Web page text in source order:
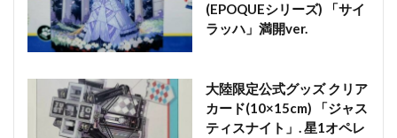
(EPOQUEシリーズ) 「サイ
ラッハ」満開ver.
大陸限定公式グッズ クリア
カード(10×15cm) 「ジャス
ティスナイト」. 星1オペレ